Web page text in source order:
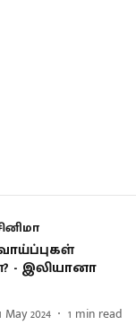
- இலியானா
May 2024 1 min read